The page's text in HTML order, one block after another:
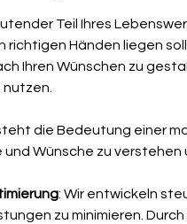
Teil Ihres
richtigen Händen liegen
Ihren Wünschen zu
die Bedeutung einer
und Wünsche zu
: Wir entwickeln
zu minimieren.